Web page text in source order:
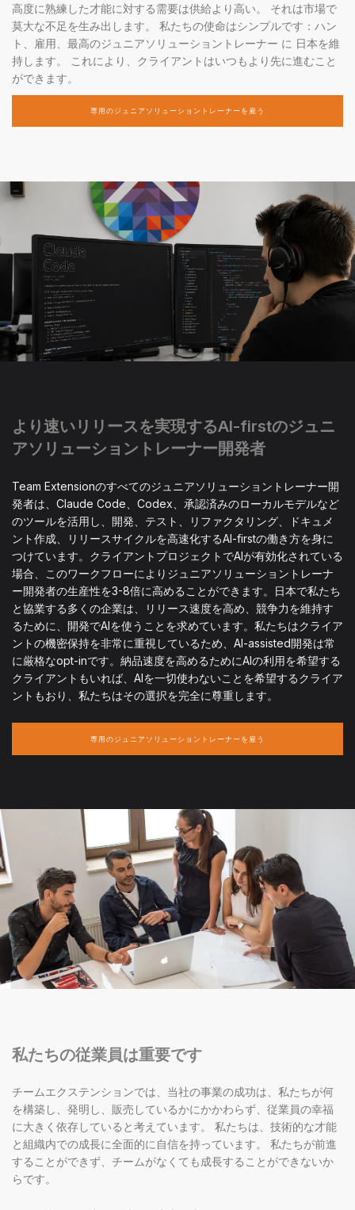
高度に熟練した才能に対する需要は供給より高い。 それは市場で
莫大な不足を生み出します。 私たちの使命はシンプルです：ハン
ト、雇用、最高のジュニアソリューショントレーナー に 日本を維
持します。 これにより、クライアントはいつもより先に進むこと
ができます。
専用のジュニアソリューショントレーナーを雇う
より速いリリースを実現するAI-firstのジュニ
アソリューショントレーナー開発者
Team Extensionのすべてのジュニアソリューショントレーナー開
発者は、Claude Code、Codex、承認済みのローカルモデルなど
のツールを活用し、開発、テスト、リファクタリング、ドキュメ
ント作成、リリースサイクルを高速化するAI-firstの働き方を身に
つけています。クライアントプロジェクトでAIが有効化されている
場合、このワークフローによりジュニアソリューショントレーナ
ー開発者の生産性を3-8倍に高めることができます。日本で私たち
と協業する多くの企業は、リリース速度を高め、競争力を維持す
るために、開発でAIを使うことを求めています。私たちはクライア
ントの機密保持を非常に重視しているため、AI-assisted開発は常
に厳格なopt-inです。納品速度を高めるためにAIの利用を希望する
クライアントもいれば、AIを一切使わないことを希望するクライア
ントもおり、私たちはその選択を完全に尊重します。
専用のジュニアソリューショントレーナーを雇う
私たちの従業員は重要です
チームエクステンションでは、当社の事業の成功は、私たちが何
を構築し、発明し、販売しているかにかかわらず、従業員の幸福
に大きく依存していると考えています。 私たちは、技術的な才能
と組織内での成長に全面的に自信を持っています。 私たちが前進
することができず、チームがなくても成長することができないか
らです。